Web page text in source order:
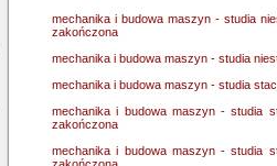
mechanika i budowa maszyn - studia
zakończona
mechanika i budowa maszyn - studia
mechanika i budowa maszyn - studia
mechanika i budowa maszyn - studia
zakończona
mechanika i budowa maszyn - studia